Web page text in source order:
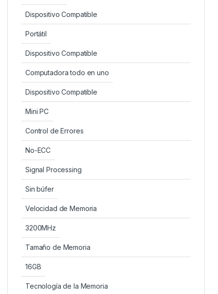
Dispositivo Compatible
Portátil
Dispositivo Compatible
Computadora todo en uno
Dispositivo Compatible
Mini PC
Control de Errores
No-ECC
Signal Processing
Sin búfer
Velocidad de Memoria
3200MHz
Tamaño de Memoria
16GB
Tecnología de la Memoria